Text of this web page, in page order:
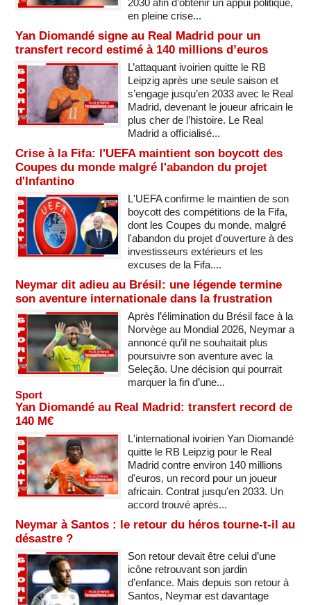
en pleine crise...
Yan Diomandé signe au Real Madrid pour un
transfert record estimé à 140 millions d’euros
L’attaquant ivoirien quitte le RB
Leipzig après une seule saison et
s’engage jusqu’en 2033 avec le Real
Madrid, devenant le joueur africain le
plus cher de l’histoire. Le Real
Madrid a officialisé...
Crise à la Fifa: l'UEFA maintient son boycott des
Coupes du monde malgré l'abandon du projet
d'Infantino
L'UEFA confirme le maintien de son
boycott des compétitions de la Fifa,
dont les Coupes du monde, malgré
l'abandon du projet d'ouverture à des
investisseurs extérieurs et les
excuses de la Fifa....
Neymar dit adieu au Brésil: une légende termine
son aventure internationale dans la frustration
Après l’élimination du Brésil face à la
Norvège au Mondial 2026, Neymar a
annoncé qu’il ne souhaitait plus
poursuivre son aventure avec la
Seleção. Une décision qui pourrait
marquer la fin d’une...
Sport
Yan Diomandé au Real Madrid: transfert record de
140 M€
L'international ivoirien Yan Diomandé
quitte le RB Leipzig pour le Real
Madrid contre environ 140 millions
d'euros, un record pour un joueur
africain. Contrat jusqu'en 2033. Un
accord trouvé après...
Neymar à Santos : le retour du héros tourne-t-il au
désastre ?
Son retour devait être celui d’une
icône retrouvant son jardin
d’enfance. Mais depuis son retour à
Santos, Neymar est davantage